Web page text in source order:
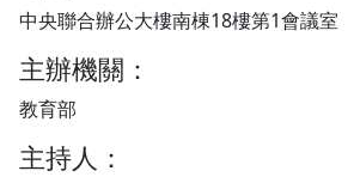
中央聯合辦公大樓南棟18樓第1會議室
主辦機關：
教育部
主持人：